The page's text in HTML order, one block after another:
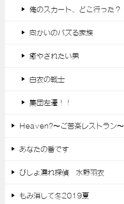
俺のスカート、どこ行った？
向かいのバズる家族
癒やされたい男
白衣の戦士
集団左遷！！
Heaven?〜ご苦楽レストラン〜
あなたの番です
びしょ濡れ探偵 水野羽衣
もみ消して冬2019夏